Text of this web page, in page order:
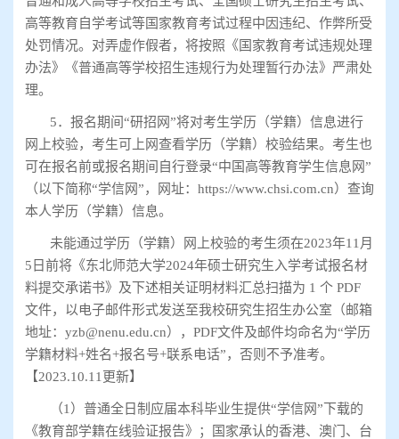
高等教育自学考试等国家教育考试过程中因违纪、作弊所受
处罚情况。对弄虚作假者，将按照《国家教育考试违规处理
办法》《普通高等学校招生违规行为处理暂行办法》严肃处
理。
5．报名期间 “研招网”将对考生学历（学籍）信息进行
网上校验，考生可上网查看学历（学籍）校验结果。考生也
可在报名前或报名期间自行登录“中国高等教育学生信息网”
（以下简称“学信网”，网址： https://www.chsi.com.cn）查询
本人学历（学籍）信息。
未能通过学历（学籍）网上校验的考生须在2023年11 月
5 日前将《东北师范大学2024年硕士研究生入学考试报名材
料提交承诺书》及下述相关证明材料汇总扫描为 1 个 PDF
文件，以电子邮件形式发送至我校研究生招生办公室（邮箱
地址： yzb@nenu.edu.cn）， PDF文件及邮件均命名为“学历
学籍材料+姓名+报名号+联系电话”，否则不予准考。
【2023.10.11 更新】
（1 ）普通全日制应届本科毕业生提供“学信网” 下载的
《教育部学籍在线验证报告》；国家承认的香港、澳门、台